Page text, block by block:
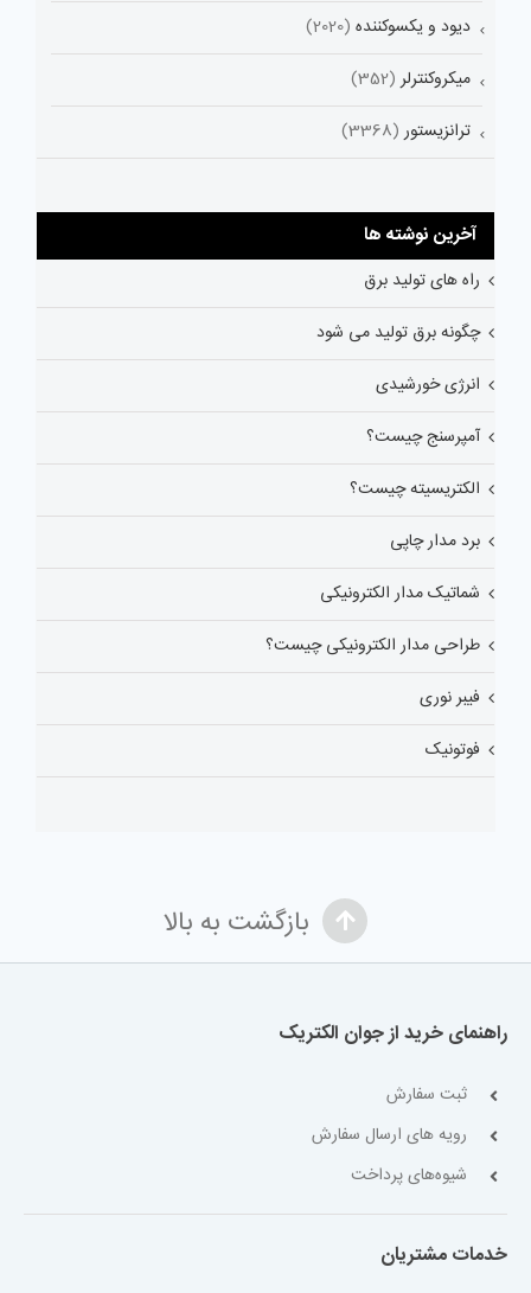
دیود و یکسوکننده (2020)
میکروکنترلر (352)
ترانزیستور (3368)
آخرین نوشته ها
راه های تولید برق
چگونه برق تولید می شود
انرژی خورشیدی
آمپرسنج چیست؟
الکتریسیته چیست؟
برد مدار چاپی
شماتیک مدار الکترونیکی
طراحی مدار الکترونیکی چیست؟
فیبر نوری
فوتونیک
بازگشت به بالا
راهنمای خرید از جوان الکتریک
ثبت سفارش
رویه های ارسال سفارش
شیوه‌های پرداخت
خدمات مشتریان